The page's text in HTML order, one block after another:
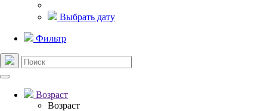
Выбрать дату
Фильтр
Возраст
Возраст